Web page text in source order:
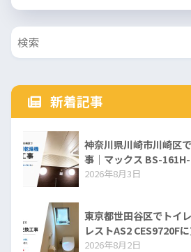
新着記事
神奈川県川崎市川崎区
事｜マックス BS-
2026年8月3日
東京都世田谷区でトイ
レストAS2 CES9720F
2026年8月2日